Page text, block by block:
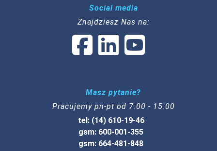
Social media
Znajdziesz Nas na:
Masz pytanie?
Pracujemy pn-pt od 7:00 - 15:00
tel: (14) 610-19-46
gsm: 600-001-355
gsm: 664-481-848